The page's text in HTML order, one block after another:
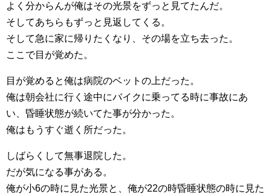
よく分からんが俺はその光景をずっと見てたんだ。
そしてあちらもずっと見返してくる。
そして急に家に帰りたくなり、その場を立ち去った。
ここで目が覚めた。
目が覚めると俺は病院のベットの上だった。
俺は朝会社に行く途中にバイクに乗ってる時に事故にあ
い、昏睡状態が続いてた事が分かった。
俺はもうすぐ逝く所だった。
しばらくして無事退院した。
だが気になる事がある。
俺が小6の時に見た光景と、俺が22の時昏睡状態の時に見た